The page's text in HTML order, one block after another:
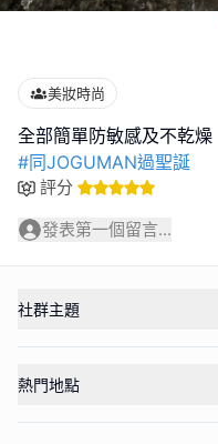
美妝時尚
#同JOGUMAN過聖誕
評分
發表第一個留言...
社群主題
熱門地點